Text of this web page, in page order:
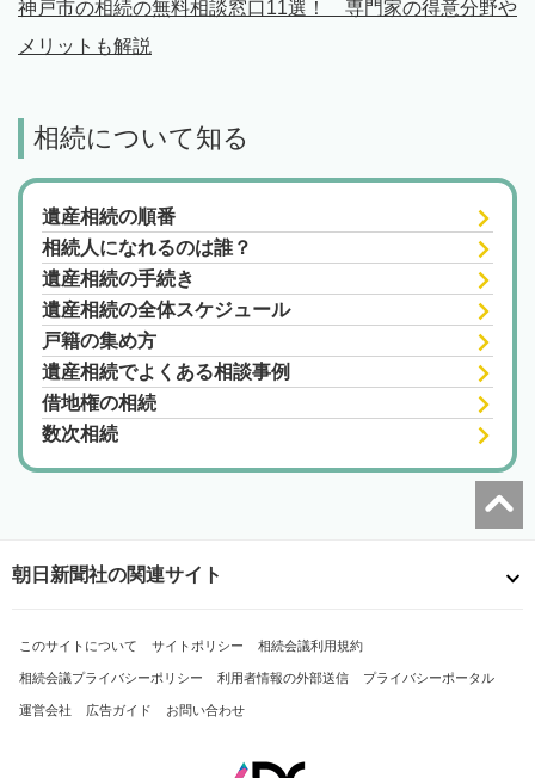
神戸市の相続の無料相談窓口11選！ 専門家の得意分野や
メリットも解説
相続について知る
遺産相続の順番
相続人になれるのは誰？
遺産相続の手続き
遺産相続の全体スケジュール
戸籍の集め方
遺産相続でよくある相談事例
借地権の相続
数次相続
朝日新聞社の関連サイト
このサイトについて サイトポリシー 相続会議利用規約
相続会議プライバシーポリシー 利用者情報の外部送信 プライバシーポータル
運営会社 広告ガイド お問い合わせ